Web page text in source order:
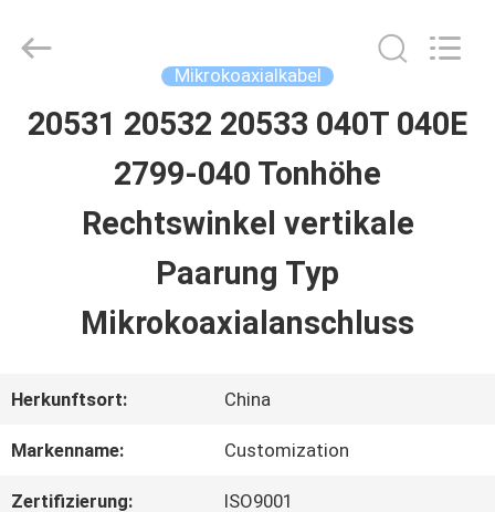
ZU
VIDEOS
Technology
Rights
Mikrokoaxialkabel
20531 20532 20533 040T 040E
2799-040 Tonhöhe
Rechtswinkel vertikale
Paarung Typ
Mikrokoaxialanschluss
Herkunftsort: China
Markenname: Customization
Zertifizierung: ISO9001